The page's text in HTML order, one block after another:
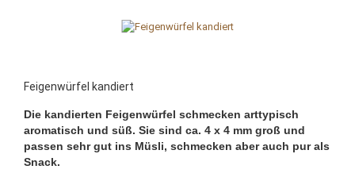
Feigenwürfel kandiert
Die kandierten Feigenwürfel schmecken arttypisch
aromatisch und süß. Sie sind ca. 4 x 4 mm groß und
passen sehr gut ins Müsli, schmecken aber auch pur als
Snack.